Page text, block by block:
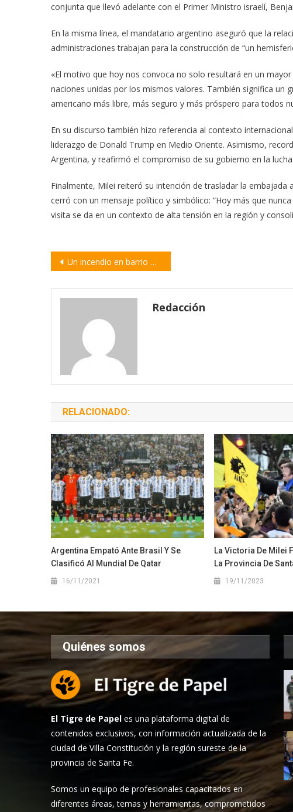
conjunta que llevó adelante con el Primer Ministro israelí,
En la misma línea, el mandatario argentino aseguró que la
administraciones trabajan para la construcción de “un
«El motivo que hoy nos convoca no solo resultará en un
naciones unidas por los mismos valores. También significa un
americano más libre, más seguro y más próspero para todos
En su discurso también hizo referencia al contexto
liderazgo de Donald Trump en Medio Oriente. Asimismo,
Argentina, y reafirmó el compromiso de su gobierno en la
Finalmente, Milei reiteró su intención de trasladar la embajada
cerró con un mensaje político y simbólico: “Hoy más que
visita se da en un contexto de alta tensión en la región y
Navegación
entradas
Un incendio en barrio Unión movilizó a Bomberos y Policía: investigan si fue intencional
Redacción
RELACIONADO:
Argentina Empató Ante Brasil Y Se
Clasificó Al Mundial De Qatar
16/11/2021
La Victoria De Milei
La Provincia De
19/11/2023
Quiénes somos
El Tigre de Papel es una plataforma digital de
contenidos exclusivos, con información actualizada de la
ciudad de Villa Constitución y la región sureste de la
provincia de Santa Fe.
Somos un equipo de profesionales capacitados en
diferentes áreas, temas y herramientas, comprometidos